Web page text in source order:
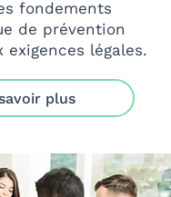
fondements
de prévention
exigences légales.
plus